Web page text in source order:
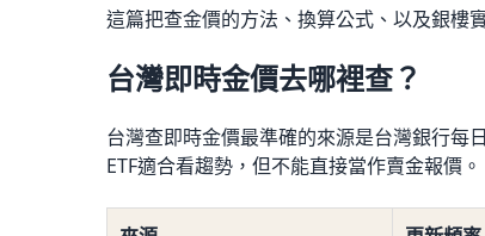
這篇把查金價的方法、換算公式、以及銀樓
台灣即時金價去哪裡查？
台灣查即時金價最準確的來源是台灣銀行每
ETF適合看趨勢，但不能直接當作賣金報價。